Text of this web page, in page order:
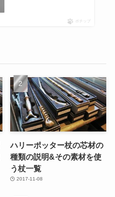
ポチップ
ハリーポッター杖の芯材の
種類の説明&その素材を使
う杖一覧
2017-11-08